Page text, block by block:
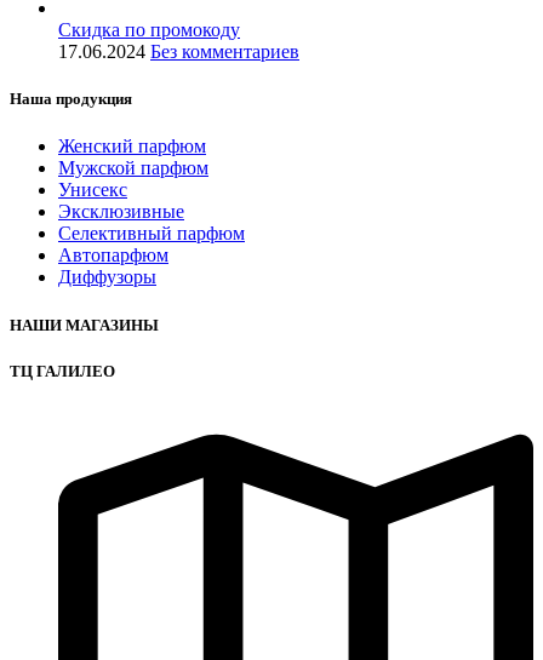
Скидка по промокоду
17.06.2024 Без комментариев
Наша продукция
Женский парфюм
Мужской парфюм
Унисекс
Эксклюзивные
Селективный парфюм
Автопарфюм
Диффузоры
НАШИ МАГАЗИНЫ
ТЦ ГАЛИЛЕО